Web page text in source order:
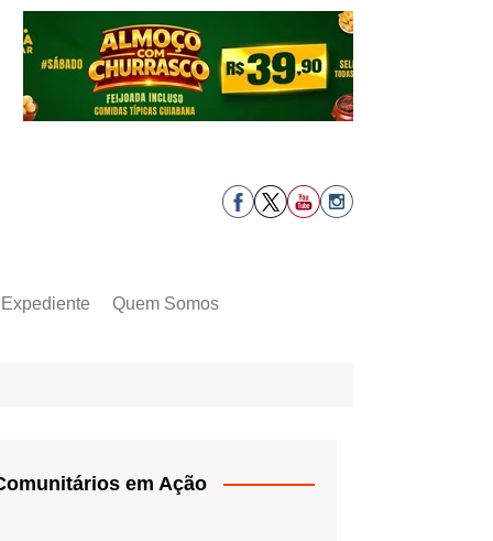
Expediente Quem Somos
em Ação